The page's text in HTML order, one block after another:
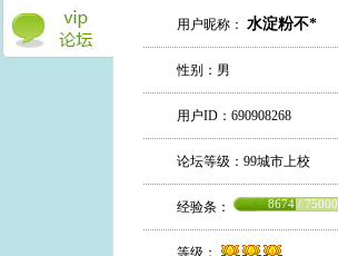
用户昵称： 水淀粉不*
性别：男
用户ID：690908268
论坛等级：99城市上校
经验条： 8674 / 75000
等级：